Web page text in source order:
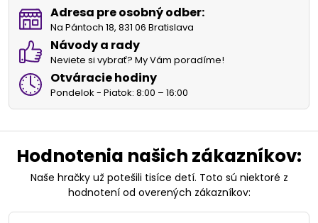
Adresa pre osobný odber:
Na Pántoch 18, 831 06 Bratislava
Návody a rady
Neviete si vybrať? My Vám poradíme!
Otváracie hodiny
Pondelok - Piatok: 8:00 – 16:00
Hodnotenia našich zákazníkov:
Naše hračky už potešili tisíce detí. Toto sú niektoré z
hodnotení od overených zákazníkov: